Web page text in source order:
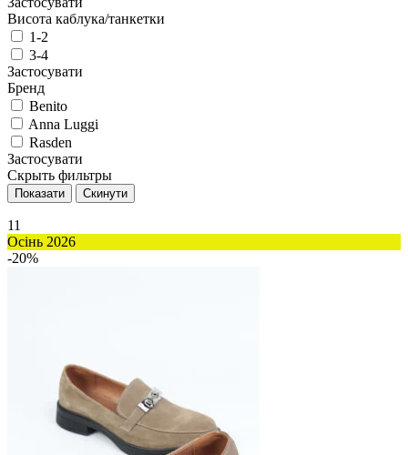
Висота каблука/танкетки
1-2
3-4
Застосувати
Бренд
Benito
Anna Luggi
Rasden
Застосувати
Скрыть фильтры
11
Осінь 2026
-20%